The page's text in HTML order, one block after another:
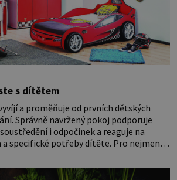
s dítětem
a proměňuje od prvních dětských
Správně navržený pokoj podporuje
i odpočinek a reaguje na
a specifické potřeby dítěte. Pro nejmenší
především klidně a útulně. Předškolní